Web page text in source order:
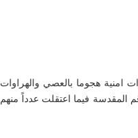
امنية هجوما بالعصي والهراوات
فيما اعتقلت عدداً منهم